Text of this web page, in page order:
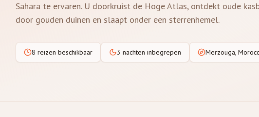
Sahara te ervaren. U doorkruist de Hoge Atlas, ontdekt oude
door gouden duinen en slaapt onder een sterrenhemel.
8 reizen beschikbaar 3 nachten inbegrepen Merzouga,